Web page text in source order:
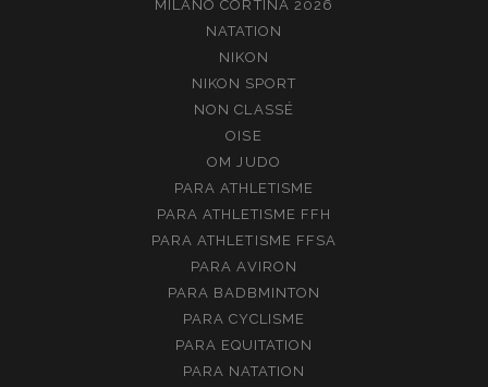
MILANO CORTINA 2026
NATATION
NIKON
NIKON SPORT
NON CLASSÉ
OISE
OM JUDO
PARA ATHLETISME
PARA ATHLETISME FFH
PARA ATHLETISME FFSA
PARA AVIRON
PARA BADBMINTON
PARA CYCLISME
PARA EQUITATION
PARA NATATION